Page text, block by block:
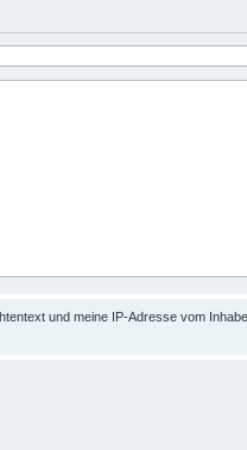
und meine IP-Adresse vom